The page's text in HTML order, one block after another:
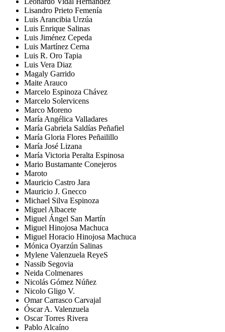
Lisandro Prieto Femenía
Luis Arancibia Urzúa
Luis Enrique Salinas
Luis Jiménez Cepeda
Luis Martínez Cerna
Luis R. Oro Tapia
Luis Vera Diaz
Magaly Garrido
Maite Arauco
Marcelo Espinoza Chávez
Marcelo Solervicens
Marco Moreno
María Angélica Valladares
María Gabriela Saldías Peñafiel
María Gloria Flores Peñailillo
María José Lizana
María Victoria Peralta Espinosa
Mario Bustamante Conejeros
Maroto
Mauricio Castro Jara
Mauricio J. Gnecco
Michael Silva Espinoza
Miguel Albacete
Miguel Ángel San Martín
Miguel Hinojosa Machuca
Miguel Horacio Hinojosa Machuca
Mónica Oyarzún Salinas
Mylene Valenzuela ReyeS
Nassib Segovia
Neida Colmenares
Nicolás Gómez Núñez
Nicolo Gligo V.
Omar Carrasco Carvajal
Óscar A. Valenzuela
Oscar Torres Rivera
Pablo Alcaíno